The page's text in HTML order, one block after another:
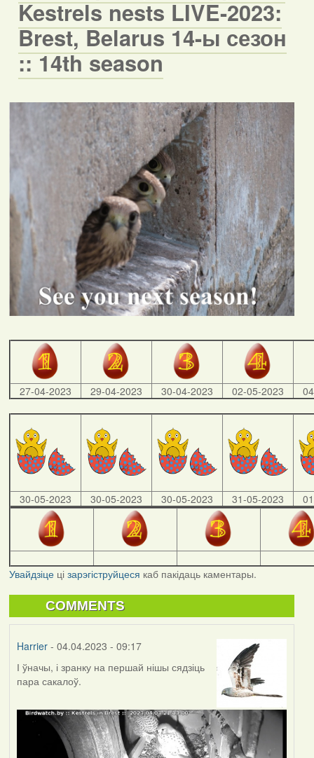
Kestrels nests LIVE-2023:
Brest, Belarus 14-ы сезон
:: 14th season
27-04-2023 29-04-2023 30-04-2023 02-05-2023
30-05-2023 30-05-2023 30-05-2023 31-05-2023
Увайдзіцеці зарэгіструйцеся каб пакідаць каментары.
COMMENTS
Harrier- 04.04.2023 - 09:17
І ўначы, і зранку на першай нішы сядзіць
пара сакалоў.